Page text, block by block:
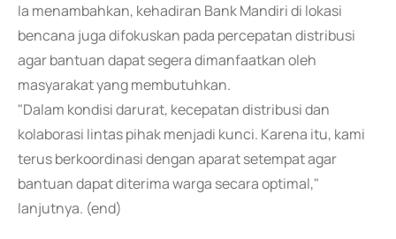
Ia menambahkan, kehadiran Bank Mandiri di lokasi
bencana juga difokuskan pada percepatan distribusi
agar bantuan dapat segera dimanfaatkan oleh
masyarakat yang membutuhkan.
"Dalam kondisi darurat, kecepatan distribusi dan
kolaborasi lintas pihak menjadi kunci. Karena itu, kami
terus berkoordinasi dengan aparat setempat agar
bantuan dapat diterima warga secara optimal,"
lanjutnya. (end)